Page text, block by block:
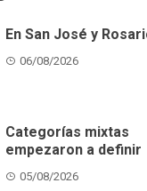
En San José y
06/08/2026
Categorías mixtas
empezaron a definir
05/08/2026